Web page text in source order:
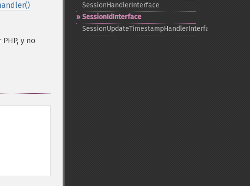
y no
SessionHandlerInterface
SessionIdInterface
SessionUpdateTimestampHandlerInterface